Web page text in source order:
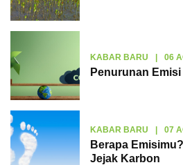
KABAR BARU | 06
Penurunan
KABAR BARU | 07
Berapa
Jejak Karbon